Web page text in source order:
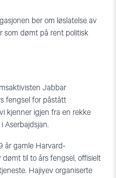
ber om løslatelse av
som dømt på rent politisk
Jabbar
fengsel for påstått
kjenner igjen fra en rekke
Aserbajdsjan.
år gamle Harvard-
til to års fengsel, offisielt
Hajiyev organiserte